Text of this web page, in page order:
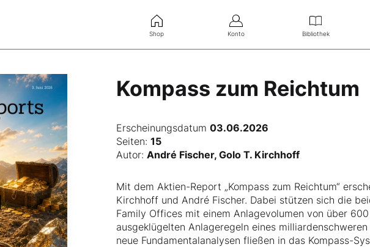
Shop Konto Bibliothek
Kompass zum Reichtum
Erscheinungsdatum03.06.2026
Seiten:15
Autor:André Fischer, Golo T. Kirchhoff
Mit dem Aktien-Report „Kompass zum Reichtum“
Kirchhoff und André Fischer. Dabei stützen sich die
Family Offices mit einem Anlagevolumen von über
ausgeklügelten Anlageregeln eines
neue Fundamentalanalysen fließen in das Kompass-